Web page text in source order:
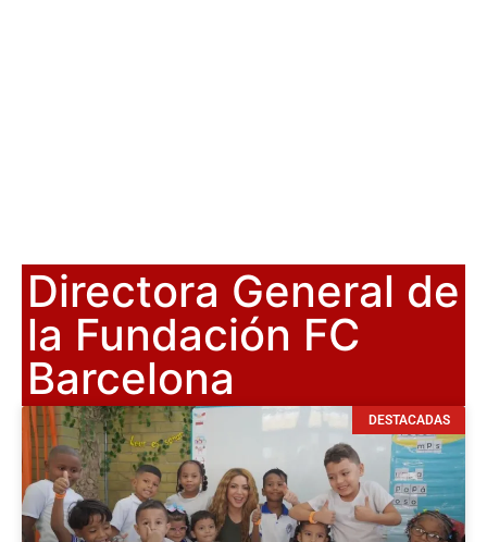
Directora General de
la Fundación FC
Barcelona
DESTACADAS